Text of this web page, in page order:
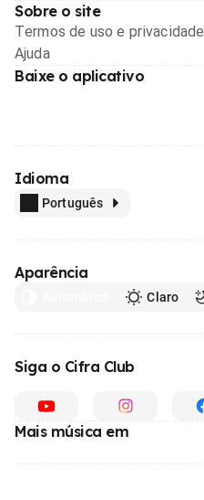
Sobre o site
Termos de uso e privacidade
Ajuda
Baixe o aplicativo
Idioma
Português
Aparência
Claro
Siga o Cifra Club
Mais música em